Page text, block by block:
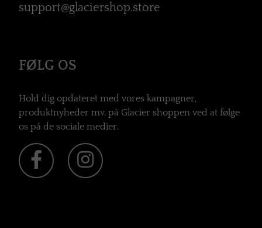
support@glaciershop.store
FØLG OS
Hold dig opdateret med vores kampagner,
produktnyheder mv. på Glacier shoppen ved at følge
os på de sociale medier.